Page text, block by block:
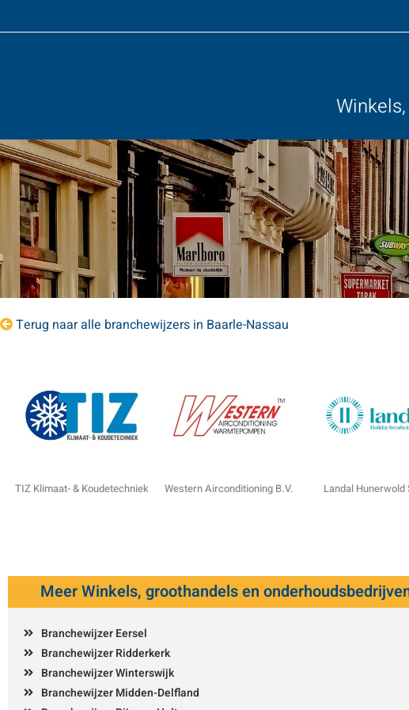
Terug naar alle branchewijzers in Baarle-Nassau
TIZ Klimaat- & Koudetechniek Western Airconditioning B.V. Landal Hunerwold
Meer Winkels, groothandels en
Branchewijzer Eersel
Branchewijzer Ridderkerk
Branchewijzer Winterswijk
Branchewijzer Midden-Delfland